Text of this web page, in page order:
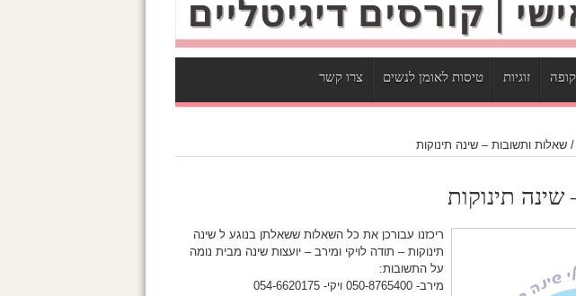
זוגיות טיסות לאומן לנשים צרו קשר
/שאלות ותשובות – שינה תינוקות
תינוקות
ריכזנו עבורכן את כל השאלות ששאלתן בנוגע ל שינה
תינוקות – תודה לויקי ומירב – יועצות שינה מבית נומה
על התשובות:
מירב- 050-8765400 ויקי- 054-6620175